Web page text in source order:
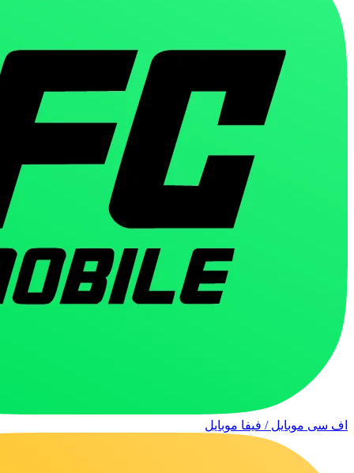
اف سی موبایل / فیفا موبایل